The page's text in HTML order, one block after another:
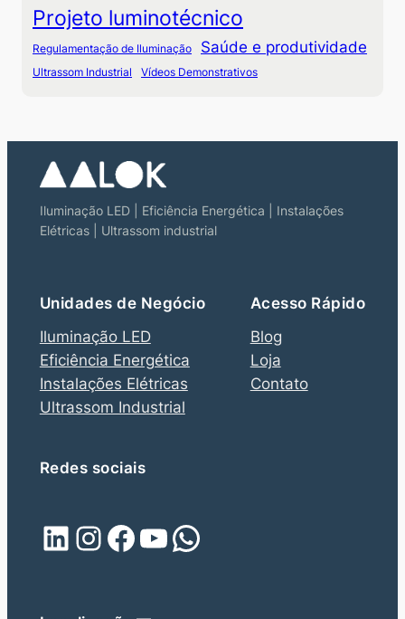
Projeto luminotécnico
Regulamentação de Iluminação Saúde e produtividade
Ultrassom Industrial Vídeos Demonstrativos
Iluminação LED | Eficiência Energética | Instalações
Elétricas | Ultrassom industrial
Unidades de Negócio
Iluminação LED
Eficiência Energética
Instalações Elétricas
Ultrassom Industrial
Acesso Rápido
Blog
Loja
Contato
Redes sociais
LinkedIn Instagram Facebook Youtube WhatsApp